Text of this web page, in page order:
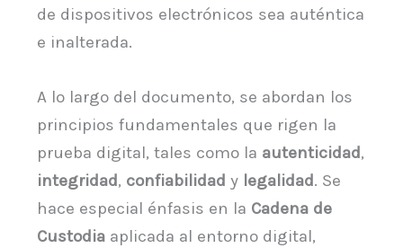
de dispositivos electrónicos sea auténtica
e inalterada.
A lo largo del documento, se abordan los
principios fundamentales que rigen la
prueba digital, tales como la autenticidad,
integridad, confiabilidad y legalidad. Se
hace especial énfasis en la Cadena de
Custodia aplicada al entorno digital,